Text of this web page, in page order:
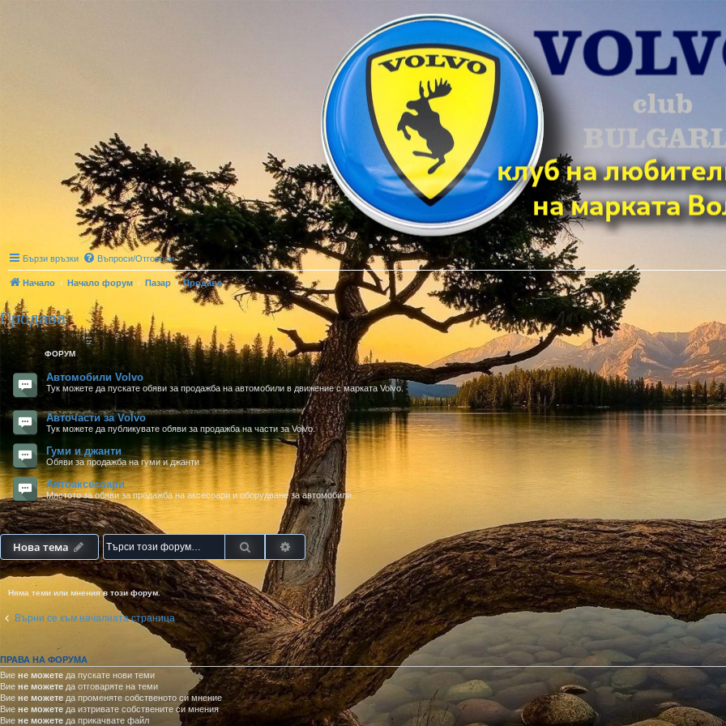
Бързи връзки Въпроси/Отговори
Начало Начало форум Пазар Продава
Продава
ФОРУМ
Автомобили Volvo
Тук можете да пускате обяви за продажба на автомобили в движение с марката Volvo.
Авточасти за Volvo
Тук можете да публикувате обяви за продажба на части за Volvo.
Гуми и джанти
Обяви за продажба на гуми и джанти
Автоаксесоари
Мястото за обяви за продажба на аксесоари и оборудване за автомобили.
Нова тема Търсене Разширено търсене
Няма теми или мнения в този форум.
Върни се към началната страница
ПРАВА НА ФОРУМА
Вие не можете да пускате нови теми
Вие не можете да отговаряте на теми
Вие не можете да променяте собственото си мнение
Вие не можете да изтривате собствените си мнения
Вие не можете да прикачвате файл